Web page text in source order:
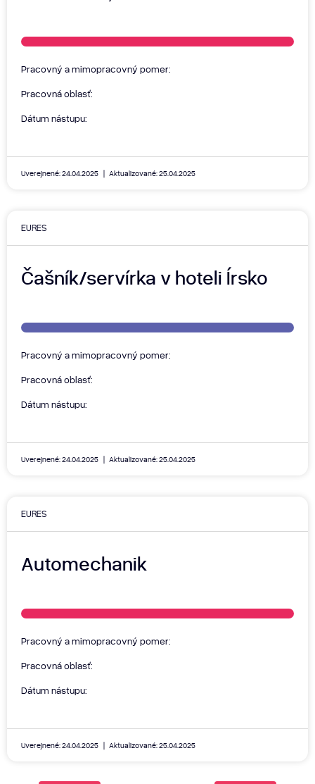
Pracovný a mimopracovný pomer:
Pracovná oblasť:
Dátum nástupu:
Uverejnené: 24.04.2025 Aktualizované: 25.04.2025
EURES
Čašník/servírka v hoteli Írsko
Pracovný a mimopracovný pomer:
Pracovná oblasť:
Dátum nástupu:
Uverejnené: 24.04.2025 Aktualizované: 25.04.2025
EURES
Automechanik
Pracovný a mimopracovný pomer:
Pracovná oblasť:
Dátum nástupu:
Uverejnené: 24.04.2025 Aktualizované: 25.04.2025